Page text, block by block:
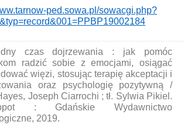
ped.sowa.pl/sowacgi.php?
czas dojrzewania : jak pomóc
radzić sobie z emocjami, osiągać
więzi, stosując terapię akceptacji i
oraz psychologię pozytywną /
Joseph Ciarrochi ; tł. Sylwia Pikiel.
: Gdańskie Wydawnictwo
2019.